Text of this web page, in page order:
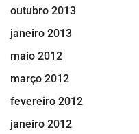
outubro 2013
janeiro 2013
maio 2012
março 2012
fevereiro 2012
janeiro 2012